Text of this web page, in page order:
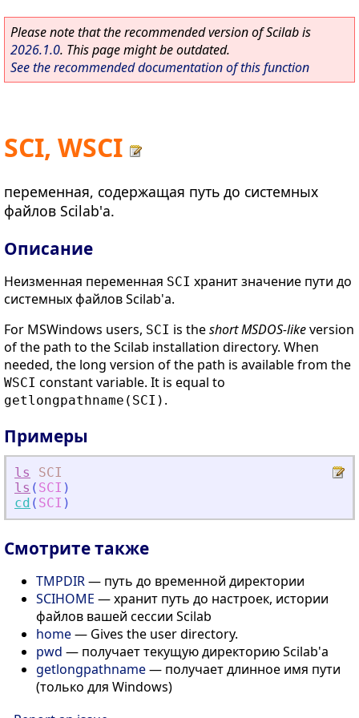
Please note that the recommended version of Scilab is
2026.1.0. This page might be outdated.
See the recommended documentation of this function
SCI, WSCI
переменная, содержащая путь до системных
файлов Scilab'а.
Описание
Неизменная переменная SCI хранит значение пути до
системных файлов Scilab'а.
For MSWindows users, SCI is theshort MSDOS-likeversion
of the path to the Scilab installation directory. When
needed, the long version of the path is available from the
WSCI constant variable. It is equal to
getlongpathname(SCI) .
Примеры
ls
SCI
ls ( SCI )
cd ( SCI )
Смотрите также
TMPDIR— путь до временной директории
SCIHOME — хранит путь до настроек, истории
файлов вашей сессии Scilab
home— Gives the user directory.
pwd — получает текущую директорию Scilab'а
getlongpathname— получает длинное имя пути
(только для Windows)